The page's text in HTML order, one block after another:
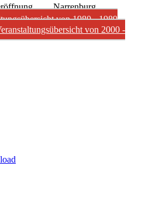
Narrenburg
von 1980 - 1989
von 2000 -